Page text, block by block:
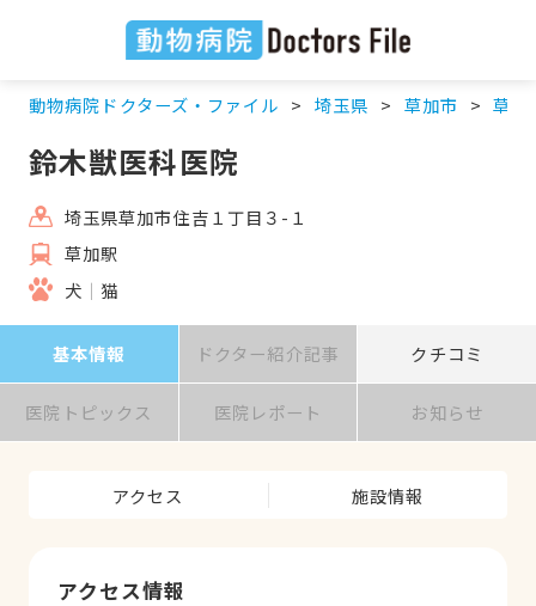
動物病院ドクターズ・ファイル 埼玉県 草加市 草加
鈴木獣医科医院
埼玉県草加市住吉１丁目３-１
草加駅
犬
猫
基本情報 ドクター紹介記事 クチコミ
医院トピックス 医院レポート お知らせ
アクセス 施設情報
アクセス情報